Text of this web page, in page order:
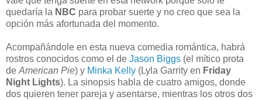
quedaría la NBC para probar suerte y no creo que sea la
opción más afortunada del momento.
Acompañándole en esta nueva comedia romántica, habrá
rostros conocidos como el de Jason Biggs (el mítico prota
de American Pie) y Minka Kelly (Lyla Garrity en Friday
Night Lights). La sinopsis habla de cuatro amigos, donde
dos quieren tener pareja y asentarse, mientras los otros dos